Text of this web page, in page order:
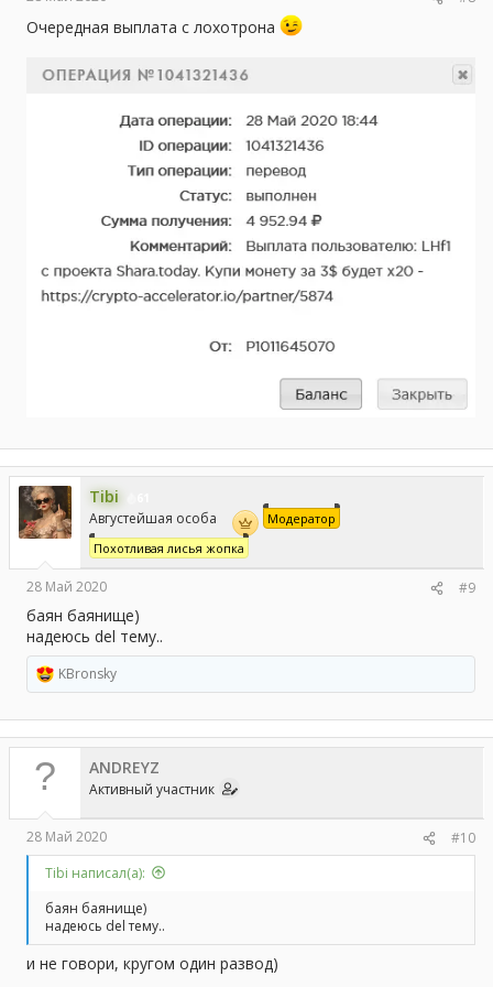
Очередная выплата с лохотрона
Tibi
Августейшая особа
Модератор
Похотливая лисья жопка
28 Май 2020 #9
баян баянище)
надеюсь del тему..
Р
е
а
к
ц
и
и
KBronsky
ANDREYZ
Активный участник
28 Май 2020
#10
Tibi написал(а):
баян баянище)
надеюсь del тему..
и не говори, кругом один развод)